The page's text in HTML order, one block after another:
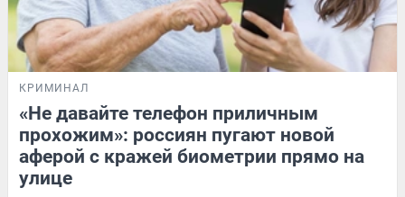
КРИМИНАЛ
«Не давайте телефон приличным
прохожим»: россиян пугают новой
аферой с кражей биометрии прямо на
улице